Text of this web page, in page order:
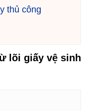
thủ công
lõi giấy vệ sinh